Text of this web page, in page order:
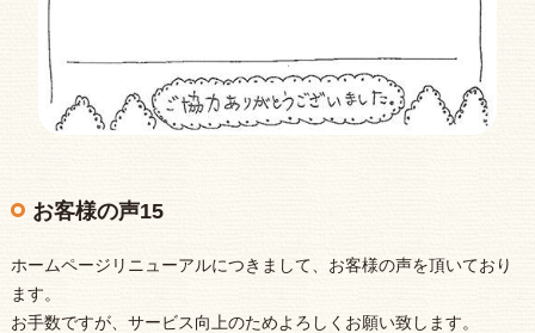
お客様の声15
ホームページリニューアルにつきまして、お客様の声を頂いており
ます。
お手数ですが、サービス向上のためよろしくお願い致します。